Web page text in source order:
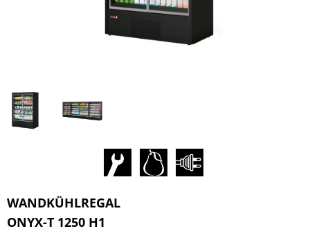
WANDKÜHLREGAL
ONYX-T 1250 H1